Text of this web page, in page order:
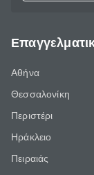
Αθήνα
Θεσσαλονίκη
Περιστέρι
Ηράκλειο
Πειραιάς